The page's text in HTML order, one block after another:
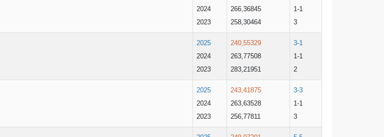
2024
2023
266,36845
258,30464
1-1
3
2025
2024
2023
240,55329
263,77508
283,21951
3-1
1-1
2
2025
2024
2023
243,41875
263,63528
256,77811
3-3
1-1
3